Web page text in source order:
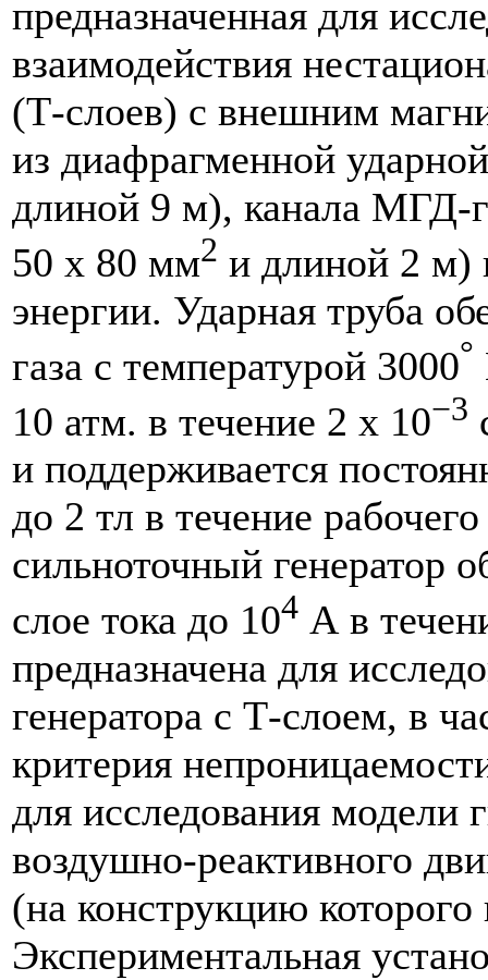
предназначенная для
взаимодействия
(Т-слоев) с внешним
из диафрагменной
длиной 9 м), канала МГД-
50 x 80 мм2 и длиной 2 м)
энергии. Ударная труба
газа с температурой 3000°
10 атм. в течение 2 x 10−3
и поддерживается
до 2 тл в течение
сильноточный генератор
слое тока до 104 А в
предназначена для
генератора с Т-слоем, в
критерия
для исследования модели
воздушно-реактивного
(на конструкцию
Экспериментальная